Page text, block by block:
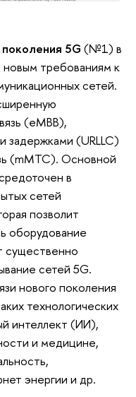
5G (№1) в
требованиям к
сетей.
(eMBB),
задержками (URLLC)
(mMTC). Основной
в
сетей
позволит
оборудование
существенно
сетей 5G.
нового поколения
технологических
интеллект (ИИ),
и медицине,
энергии и др.